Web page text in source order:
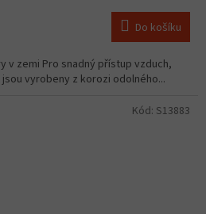
Do košíku
v zemi Pro snadný přístup vzduch,
vyrobeny z korozi odolného...
Kód: S13883